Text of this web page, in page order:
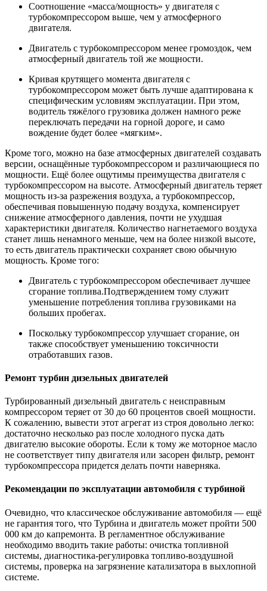
Соотношение «масса/мощность» у двигателя с
турбокомпрессором выше, чем у атмосферного
двигателя.
Двигатель с турбокомпрессором менее громоздок, чем
атмосферный двигатель той же мощности.
Кривая крутящего момента двигателя с
турбокомпрессором может быть лучше адаптирована к
специфическим условиям эксплуатации. При этом,
водитель тяжёлого грузовика должен намного реже
переключать передачи на горной дороге, и само
вождение будет более «мягким».
Кроме того, можно на базе атмосферных двигателей создавать
версии, оснащённые турбокомпрессором и различающиеся по
мощности. Ещё более ощутимы преимущества двигателя с
турбокомпрессором на высоте. Атмосферный двигатель теряет
мощность из-за разрежения воздуха, а турбокомпрессор,
обеспечивая повышенную подачу воздуха, компенсирует
снижение атмосферного давления, почти не ухудшая
характеристики двигателя. Количество нагнетаемого воздуха
станет лишь ненамного меньше, чем на более низкой высоте,
то есть двигатель практически сохраняет свою обычную
мощность. Кроме того:
Двигатель с турбокомпрессором обеспечивает лучшее
сгорание топлива.Подтверждением тому служит
уменьшение потребления топлива грузовиками на
больших пробегах.
Поскольку турбокомпрессор улучшает сгорание, он
также способствует уменьшению токсичности
отработавших газов.
Ремонт турбин дизельных двигателей
Турбированный дизельный двигатель с неисправным
компрессором теряет от 30 до 60 процентов своей мощности.
К сожалению, вывести этот агрегат из строя довольно легко:
достаточно несколько раз после холодного пуска дать
двигателю высокие обороты. Если к тому же моторное масло
не соответствует типу двигателя или засорен фильтр, ремонт
турбокомпрессора придется делать почти наверняка.
Рекомендации по эксплуатации автомобиля с турбиной
Очевидно, что классическое обслуживание автомобиля — ещё
не гарантия того, что Турбина и двигатель может пройти 500
000 км до капремонта. В регламентное обслуживание
необходимо вводить такие работы: очистка топливной
системы, диагностика-регулировка топливо-воздушной
системы, проверка на загрязнение катализатора в выхлопной
системе.